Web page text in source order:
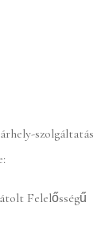
szolgáltatás
Felelősségű